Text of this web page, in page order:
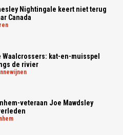
Nightingale keert niet terug
Canada
Waalcrossers: kat-en-muisspel
de rivier
veteraan Joe Mawdsley